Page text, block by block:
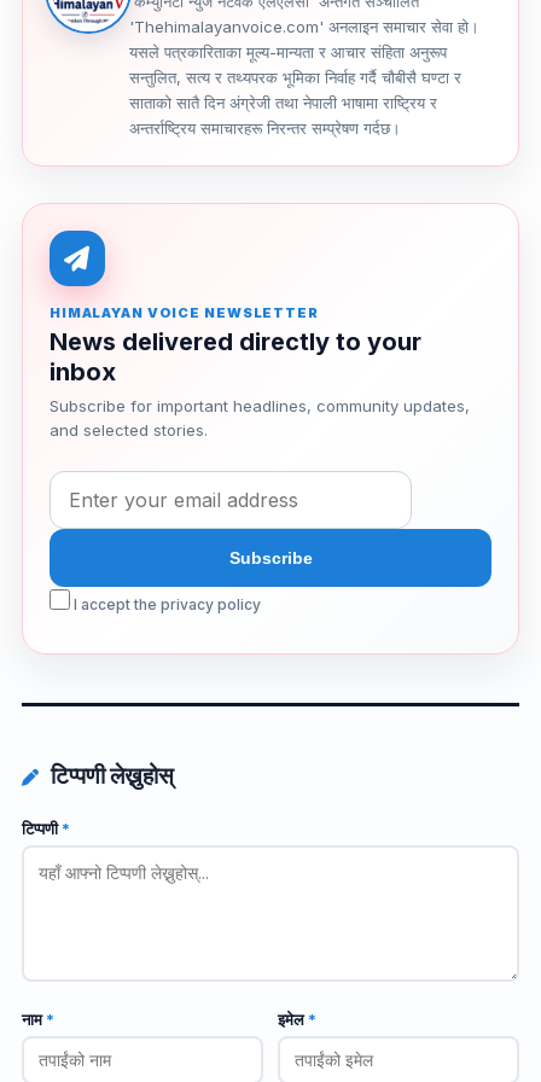
'Thehimalayanvoice.com' अनलाइन समाचार सेवा हो।
यसले पत्रकारिताका मूल्य-मान्यता र आचार संहिता अनुरूप
सन्तुलित, सत्य र तथ्यपरक भूमिका निर्वाह गर्दै चौबीसै घण्टा र
साताको सातै दिन अंग्रेजी तथा नेपाली भाषामा राष्ट्रिय र
अन्तर्राष्ट्रिय समाचारहरू निरन्तर सम्प्रेषण गर्दछ।
HIMALAYAN VOICE NEWSLETTER
News delivered directly to your
inbox
Subscribe for important headlines, community updates,
and selected stories.
I accept the privacy policy
टिप्पणी लेख्नुहोस्
टिप्पणी*
नाम* इमेल*